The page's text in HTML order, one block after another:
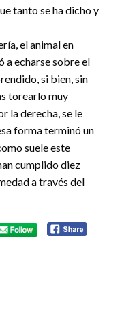
tanto se ha dicho y
el animal en
a echarse sobre el
si bien, sin
torearlo muy
la derecha, se le
forma terminó un
suele este
cumplido diez
a través del